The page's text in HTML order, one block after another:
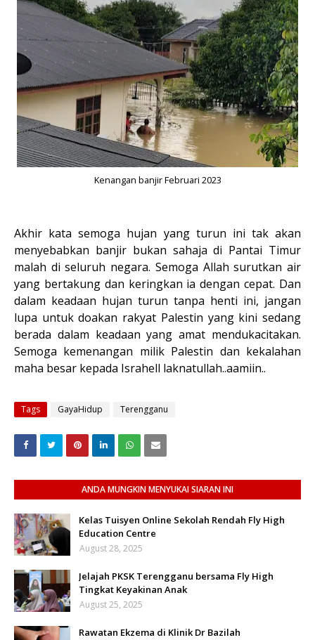
Kenangan banjir Februari 2023
Akhir kata semoga hujan yang turun ini tak akan
menyebabkan banjir bukan sahaja di Pantai Timur
malah di seluruh negara. Semoga Allah surutkan air
yang bertakung dan keringkan ia dengan cepat. Dan
dalam keadaan hujan turun tanpa henti ini, jangan
lupa untuk doakan rakyat Palestin yang kini sedang
berada dalam keadaan yang amat mendukacitakan.
Semoga kemenangan milik Palestin dan kekalahan
maha besar kepada Israhell laknatullah..aamiin..
Tags GayaHidup Terengganu
ANDA MUNGKIN MENYUKAI SIARAN INI
Kelas Tuisyen Online Sekolah Rendah Fly High
Education Centre
August 28, 2025
Jelajah PKSK Terengganu bersama Fly High
Tingkat Keyakinan Anak
August 25, 2025
Rawatan Ekzema di Klinik Dr Bazilah